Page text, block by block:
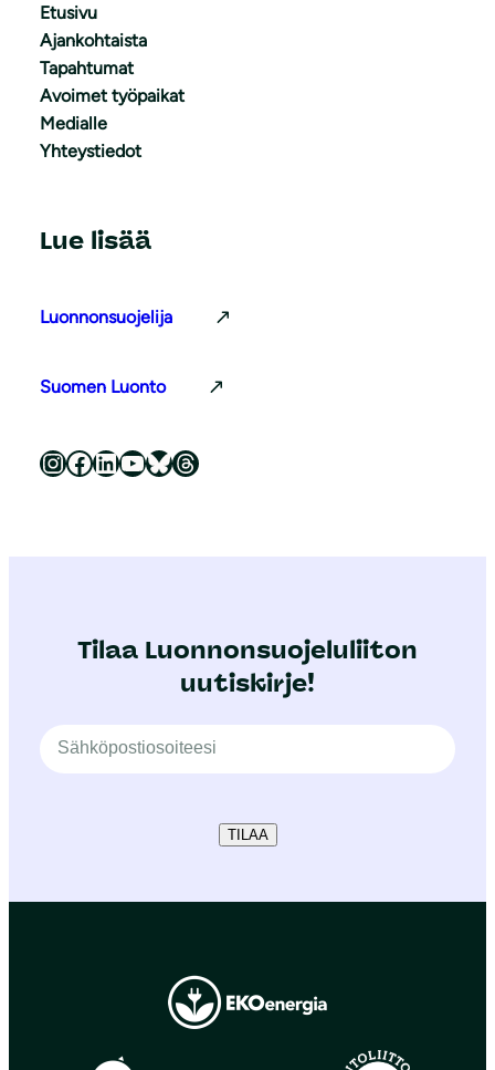
Etusivu
Ajankohtaista
Tapahtumat
Avoimet työpaikat
Medialle
Yhteystiedot
Lue lisää
Luonnonsuojelija
Suomen Luonto
Luonnonsuojeluliitto Instagramissa Luonnonsuojeluliitto Facebookissa Luonnonsuojeluliitto LinkedInissä Luonnonsuojeluliiton YouTube-kanava Luonnonsuojeluliitto Blueskyssa Luonnonsuojeluliitto Threadsissa
Tilaa Luonnonsuojeluliiton
uutiskirje!
TILAA